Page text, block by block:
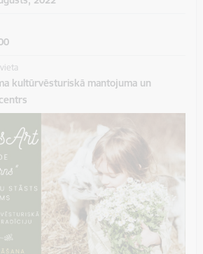
kultūrvēsturiskā mantojuma un